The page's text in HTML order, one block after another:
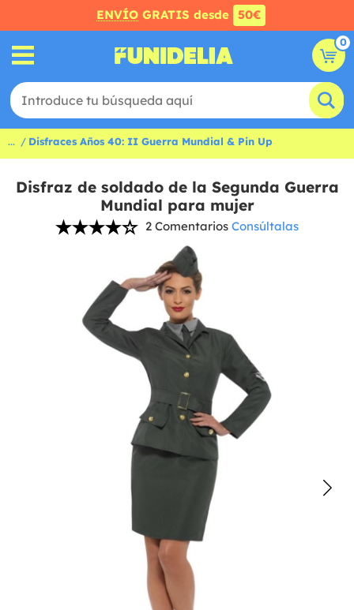
ENVÍO GRATIS desde 50€
0
... Disfraces Años 40: II Guerra Mundial & Pin Up
Disfraz de soldado de la Segunda Guerra
Mundial para mujer
2 Comentarios Consúltalas